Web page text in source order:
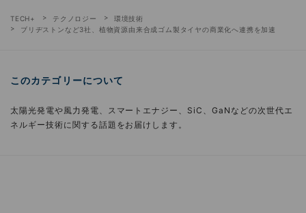
TECH+ テクノロジー
環境技術
ブリヂストンなど3社、植物資源由来合成ゴム製タイヤの商業化へ連携を加速
このカテゴリーについて
太陽光発電や風力発電、スマートエナジー、SiC、GaNなどの次世代エ
ネルギー技術に関する話題をお届けします。